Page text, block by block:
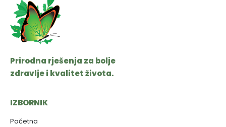
Prirodna rješenja za bolje
zdravlje i kvalitet života.
IZBORNIK
Početna